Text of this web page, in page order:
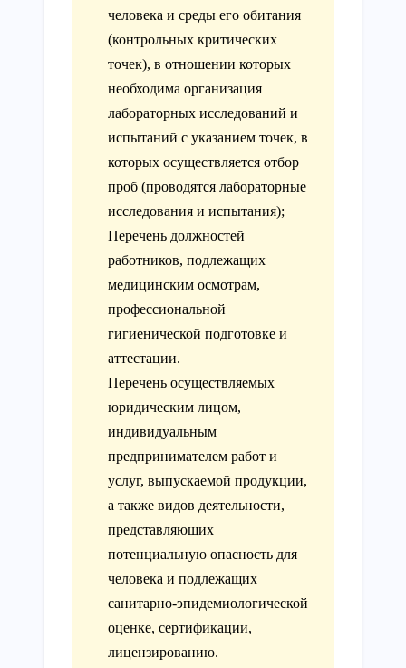
человека и среды его обитания
(контрольных критических
точек), в отношении которых
необходима организация
лабораторных исследований и
испытаний с указанием точек, в
которых осуществляется отбор
проб (проводятся лабораторные
исследования и испытания);
Перечень должностей
работников, подлежащих
медицинским осмотрам,
профессиональной
гигиенической подготовке и
аттестации.
Перечень осуществляемых
юридическим лицом,
индивидуальным
предпринимателем работ и
услуг, выпускаемой продукции,
а также видов деятельности,
представляющих
потенциальную опасность для
человека и подлежащих
санитарно-эпидемиологической
оценке, сертификации,
лицензированию.